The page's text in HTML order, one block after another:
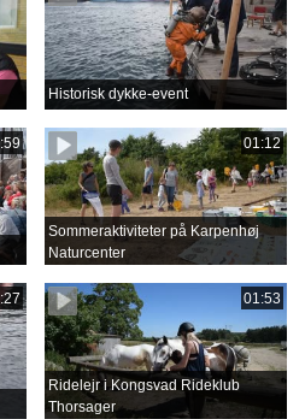
Historisk dykke-event
01:12
Sommeraktiviteter på Karpenhøj
Naturcenter
01:53
Ridelejr i Kongsvad Rideklub
Thorsager